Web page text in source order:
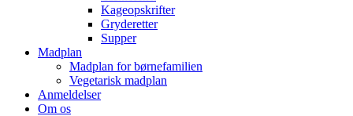
Kageopskrifter
Gryderetter
Supper
Madplan
Madplan for børnefamilien
Vegetarisk madplan
Anmeldelser
Om os